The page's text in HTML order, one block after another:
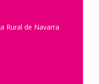
Rural de Navarra